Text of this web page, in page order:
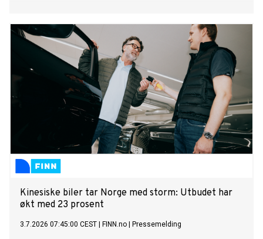
Kinesiske biler tar Norge med storm: Utbudet har
økt med 23 prosent
3.7.2026 07:45:00 CEST FINN.no Pressemelding